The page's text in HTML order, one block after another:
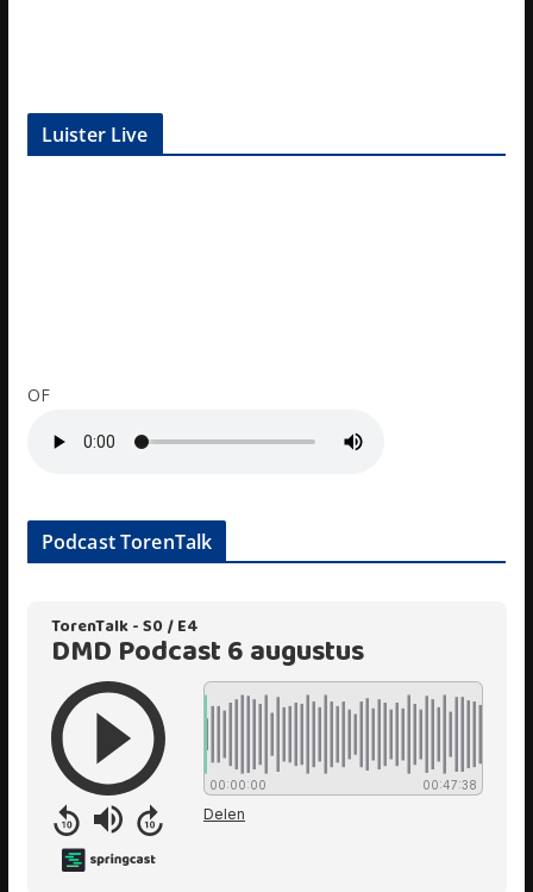
Luister Live
OF
Podcast TorenTalk